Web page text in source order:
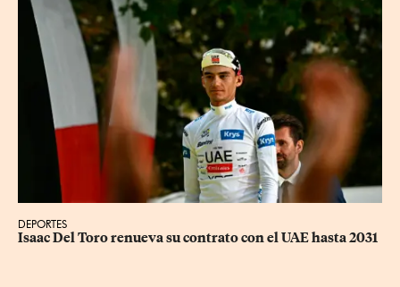
DEPORTES
Isaac Del Toro renueva su contrato con el UAE hasta 2031